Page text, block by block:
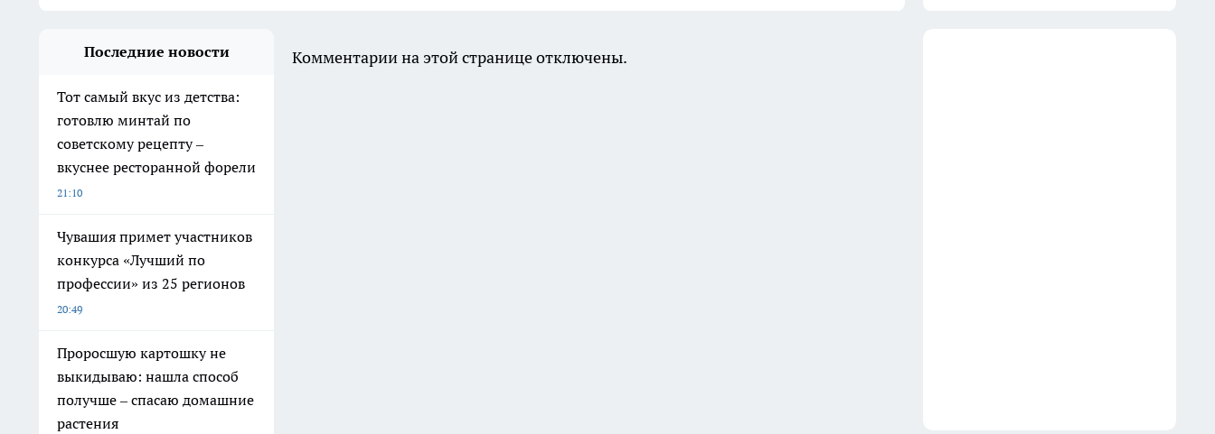
Последние новости
Тот самый вкус из детства:
готовлю минтай по
советскому рецепту –
вкуснее ресторанной форели
21:10
Чувашия примет участников
конкурса «Лучший по
профессии» из 25 регионов
20:49
Проросшую картошку не
выкидываю: нашла способ
получше – спасаю домашние
растения
Комментарии на этой странице отключены.